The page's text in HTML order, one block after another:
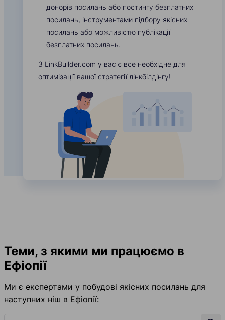
донорів посилань або постингу безплатних
посилань, інструментами підбору якісних
посилань або можливістю публікації
безплатних посилань.
З LinkBuilder.com у вас є все необхідне для
оптимізації вашої стратегії лінкбілдінгу!
Теми, з якими ми працюємо в
Ефіопії
Ми є експертами у побудові якісних посилань для
наступних ніш в Ефіопії: